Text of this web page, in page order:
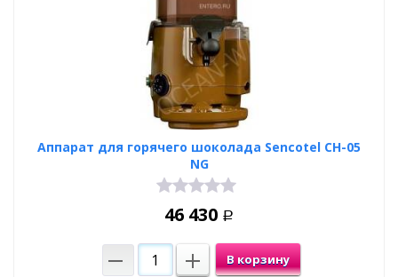
Аппарат для горячего шоколада Sencotel CH-05
NG
46 430 Р
В корзину